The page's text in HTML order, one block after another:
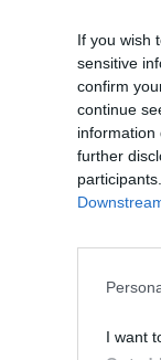
If you wish
sensitive
confirm
continue
information
further
I want
3 489 visningar12